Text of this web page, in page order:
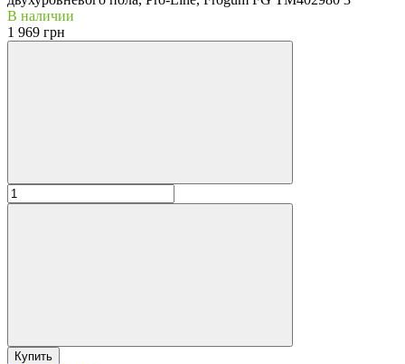
В наличии
1 969 грн
Купить